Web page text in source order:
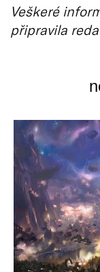
Veškeré
připravila